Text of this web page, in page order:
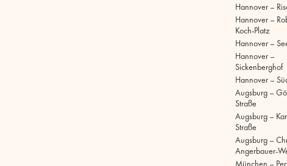
Hannover –
Hannover –
Koch-Platz
Hannover –
Hannover –
Sickenberghof
Hannover –
Augsburg –
Straße
Augsburg –
Straße
Augsburg –
Angerbauer-
München –